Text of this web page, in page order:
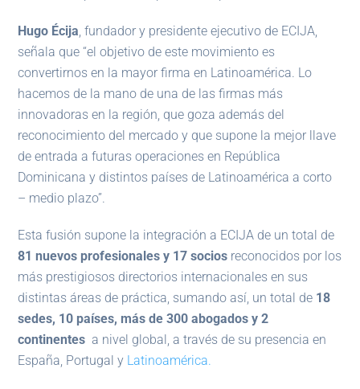
Hugo Écija, fundador y presidente ejecutivo de ECIJA,
señala que “el objetivo de este movimiento es
convertirnos en la mayor firma en Latinoamérica. Lo
hacemos de la mano de una de las firmas más
innovadoras en la región, que goza además del
reconocimiento del mercado y que supone la mejor llave
de entrada a futuras operaciones en República
Dominicana y distintos países de Latinoamérica a corto
– medio plazo”.
Esta fusión supone la integración a ECIJA de un total de
81 nuevos profesionales y 17 socios reconocidos por los
más prestigiosos directorios internacionales en sus
distintas áreas de práctica, sumando así, un total de 18
sedes, 10 países, más de 300 abogados y 2
continentes a nivel global, a través de su presencia en
España, Portugal y Latinoamérica.